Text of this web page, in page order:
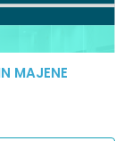
MAJENE